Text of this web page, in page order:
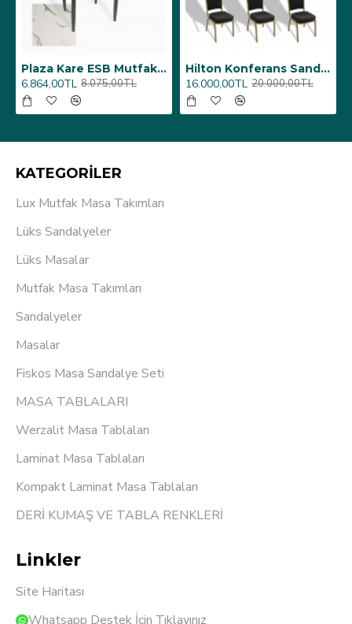
Üst Üste Konan Hilton Konferans Sandalye - (4 Adet)
12.000,00TL 15.000,00TL
Porselen Masa Tablası 80X160
26.350,00TL 31.000,00TL
KATEGORİLER
Lux Mutfak Masa Takımları
Lüks Sandalyeler
Lüks Masalar
Mutfak Masa Takımları
Sandalyeler
Masalar
Fiskos Masa Sandalye Seti
MASA TABLALARI
Werzalit Masa Tablaları
Laminat Masa Tablaları
Kompakt Laminat Masa Tablaları
DERİ KUMAŞ VE TABLA RENKLERİ
Linkler
Site Haritası
Whatsapp Destek İçin Tıklayınız